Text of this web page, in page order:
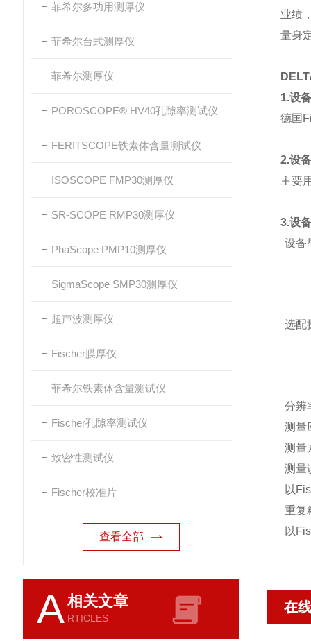
菲希尔多功用测厚仪
菲希尔台式测厚仪
菲希尔测厚仪
POROSCOPE® HV40孔隙率测试仪
FERITSCOPE铁素体含量测试仪
ISOSCOPE FMP30测厚仪
SR-SCOPE RMP30测厚仪
PhaScope PMP10测厚仪
SigmaScope SMP30测厚仪
超声波测厚仪
Fischer膜厚仪
菲希尔铁素体含量测试仪
Fischer孔隙率测试仪
致密性测试仪
Fischer校准片
查看全部
A相关文章
RTICLES
业绩
量身
1.设
德国
2.设
主要
3.设
设备
选配
分辨
测量
测量
测量
以
重复
以
在